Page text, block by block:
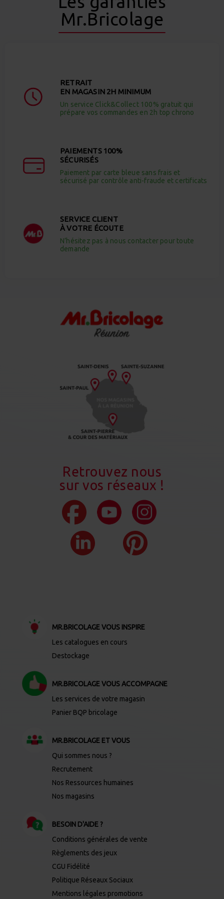
Mr.Bricolage
RETRAIT
EN MAGASIN 2H MINIMUM
Un service Click&Collect 100% gratuit qui
prépare vos commandes en 2h top chrono
PAIEMENTS 100%
SÉCURISÉS
Paiement par carte bleue sans frais et
sécurisé par contrôle anti-fraude et certificats
SERVICE CLIENT
À VOTRE ÉCOUTE
N’hésitez pas à nous contacter pour toute
demande
Retrouvez nous
sur vos réseaux !
MR.BRICOLAGE VOUS INSPIRE
Les catalogues en cours
Destockage
MR.BRICOLAGE VOUS ACCOMPAGNE
Les services de votre magasin
Panier BQP bricolage
MR.BRICOLAGE ET VOUS
Qui sommes nous ?
Recrutement
Nos Ressources humaines
Nos magasins
BESOIN D'AIDE ?
Conditions générales de vente
Règlements des jeux
CGU Fidélité
Politique Réseaux Sociaux
Mentions légales promotions